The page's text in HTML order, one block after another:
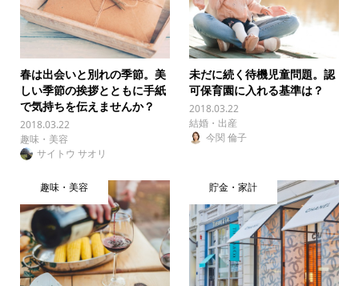
春は出会いと別れの季節。美
しい季節の挨拶とともに手紙
で気持ちを伝えませんか？
2018.03.22
趣味・美容
サイトウ サオリ
未だに続く待機児童問題。認
可保育園に入れる基準は？
2018.03.22
結婚・出産
今関 倫子
趣味・美容 貯金・家計